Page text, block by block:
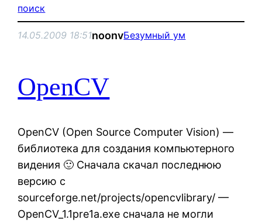
поиск
14.05.2009 18:51noonvБезумный ум
OpenCV
OpenCV (Open Source Computer Vision) —
библиотека для создания компьютерного
видения 🙂 Сначала скачал последнюю
версию с
sourceforge.net/projects/opencvlibrary/ —
OpenCV_1.1pre1a.exe сначала не могли